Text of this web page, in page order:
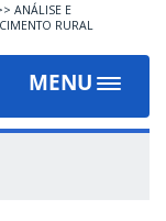
ANÁLISE E
RURAL
MENU
Toggle